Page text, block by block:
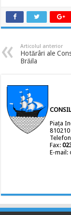
Articolul anterior
Hotărâri ale
Brăila
Piața
810210
Fax:
E-mail: